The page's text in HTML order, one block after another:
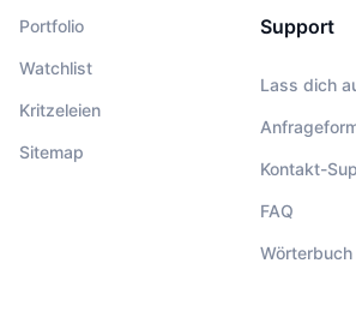
Portfolio
Watchlist
Kritzeleien
Sitemap
Support
Lass dich
Kontakt-
FAQ
Wörterbuch